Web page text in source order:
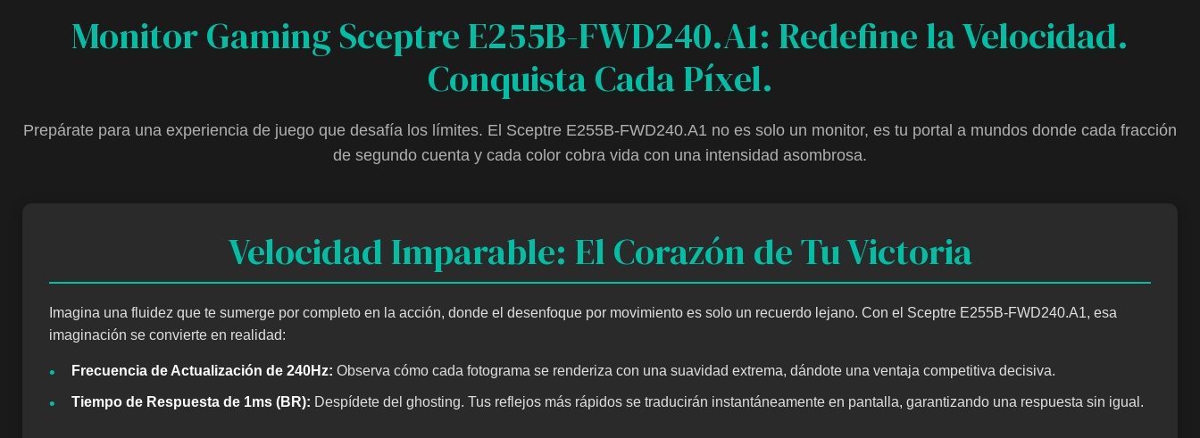
Monitor Gaming Sceptre E255B-FWD240.A1: Redefine la Velocidad.
Conquista Cada Píxel.
Prepárate para una experiencia de juego que desafía los límites. El Sceptre E255B-FWD240.A1 no es solo un monitor, es tu portal a mundos donde cada fracción
de segundo cuenta y cada color cobra vida con una intensidad asombrosa.
Velocidad Imparable: El Corazón de Tu Victoria
Imagina una fluidez que te sumerge por completo en la acción, donde el desenfoque por movimiento es solo un recuerdo lejano. Con el Sceptre E255B-FWD240.A1, esa
imaginación se convierte en realidad:
• Frecuencia de Actualización de 240Hz: Observa cómo cada fotograma se renderiza con una suavidad extrema, dándote una ventaja competitiva decisiva.
• Tiempo de Respuesta de 1ms (BR): Despídete del ghosting. Tus reflejos más rápidos se traducirán instantáneamente en pantalla, garantizando una respuesta sin igual.